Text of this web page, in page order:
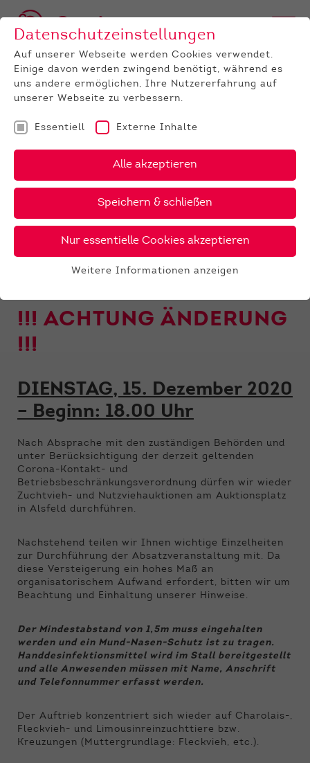
UNTERNEHMEN News
Absetzerauktion Alsfeld am
15.12.2020, Beginn 18.00 Uhr
!!! WICHTIGE ÄNDERUNG !!!
Absetzerauktion in Alsfeld
!!! ACHTUNG ÄNDERUNG
!!!
DIENSTAG, 15. Dezember 2020
– Beginn: 18.00 Uhr
Nach Absprache mit den zuständigen Behörden und
unter Berücksichtigung der derzeit geltenden
Corona-Kontakt- und
Betriebsbeschränkungsverordnung dürfen wir wieder
Zuchtvieh- und Nutzviehauktionen am Auktionsplatz
in Alsfeld durchführen.
Nachstehend teilen wir Ihnen wichtige Einzelheiten
zur Durchführung der Absatzveranstaltung mit. Da
diese Versteigerung ein hohes Maß an
organisatorischem Aufwand erfordert, bitten wir um
Beachtung und Einhaltung unserer Hinweise.
Der Mindestabstand von 1,5m muss eingehalten
werden und ein Mund-Nasen-Schutz ist zu tragen.
Handdesinfektionsmittel wird im Stall bereitgestellt
und alle Anwesenden müssen mit Name, Anschrift
und Telefonnummer erfasst werden.
Der Auftrieb konzentriert sich wieder auf Charolais-,
Fleckvieh- und Limousinreinzuchttiere bzw.
Kreuzungen (Muttergrundlage: Fleckvieh, etc.).
Datenschutzeinstellungen
Auf unserer Webseite werden Cookies verwendet.
Einige davon werden zwingend benötigt, während es
uns andere ermöglichen, Ihre Nutzererfahrung auf
unserer Webseite zu verbessern.
Essentiell Externe Inhalte
Alle akzeptieren
Speichern & schließen
Nur essentielle Cookies akzeptieren
Funktionen der Webseite benötigt. Dadurch ist
gewährleistet, dass die Webseite einwandfrei
Anbieter Qnetics
Zweck Cookie Einstellungen speichern
Externe Inhalte
Wir verwenden auf unserer Website externe
Inhalte, um Ihnen zusätzliche Informationen
anzubieten.
Weitere Informationen anzeigen